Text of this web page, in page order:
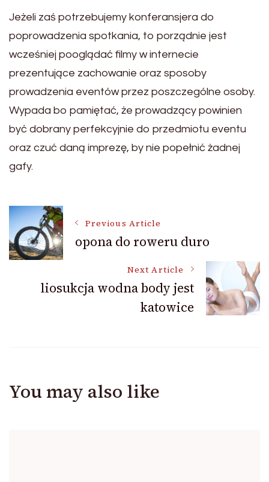
Jeżeli zaś potrzebujemy konferansjera do
poprowadzenia spotkania, to porządnie jest
wcześniej pooglądać filmy w internecie
prezentujące zachowanie oraz sposoby
prowadzenia eventów przez poszczególne osoby.
Wypada bo pamiętać, że prowadzący powinien
być dobrany perfekcyjnie do przedmiotu eventu
oraz czuć daną imprezę, by nie popełnić żadnej
gafy.
Post
Navigation
Previous Article
opona do roweru duro
Next Article
liosukcja wodna body jest
katowice
You may also like